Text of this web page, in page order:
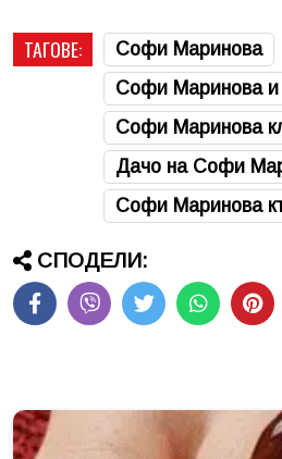
ТАГОВЕ: Софи Маринова
Софи Маринова и
Софи Маринова
Дачо на Софи
Софи Маринова
СПОДЕЛИ: